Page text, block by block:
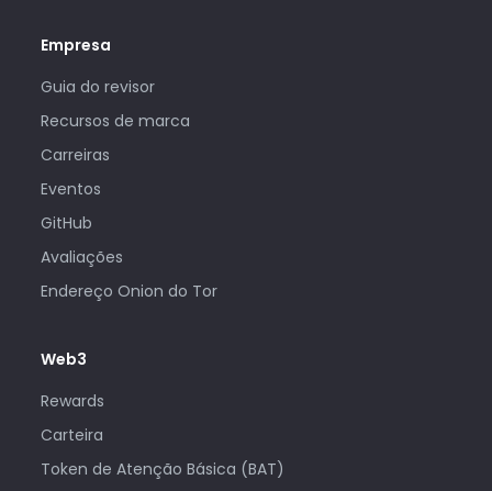
Empresa
Guia do revisor
Recursos de marca
Carreiras
Eventos
GitHub
Avaliações
Endereço Onion do Tor
Web3
Rewards
Carteira
Token de Atenção Básica (BAT)